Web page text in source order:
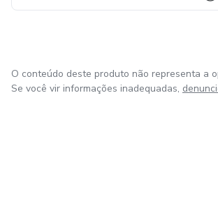
O conteúdo deste produto não representa a
Se você vir informações inadequadas,